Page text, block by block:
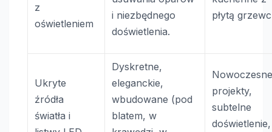
z
oświetleniem
i niezbędnego
doświetlenia.
płytą
Ukryte
źródła
światła i
Dyskretne,
eleganckie,
wbudowane (pod
blatem, w
projekty,
subtelne
doświetlenie,